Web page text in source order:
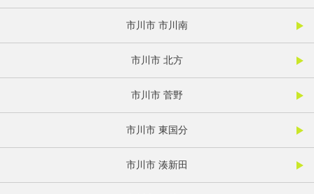
市川市 市川南
市川市 北方
市川市 菅野
市川市 東国分
市川市 湊新田